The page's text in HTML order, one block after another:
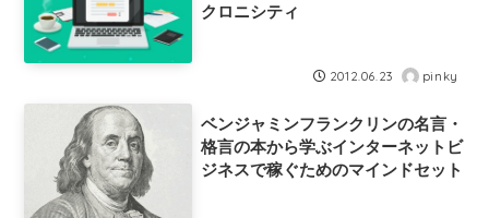
クロニシティ
2012.06.23 pinky
ベンジャミンフランクリンの名言・
格言の本から学ぶインターネットビ
ジネスで稼ぐためのマインドセット